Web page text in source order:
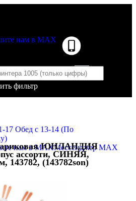
фильтр
пуста
17 Обед с 13-14 (По
Мессенджер MAX
ЮНЛАНДИЯ
ассорти, СИНЯЯ,
143782, (143782son)